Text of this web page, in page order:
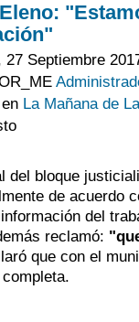
27 Septiembre
La Mañana de
del bloque
de acuerdo
del
reclamó:
que con el